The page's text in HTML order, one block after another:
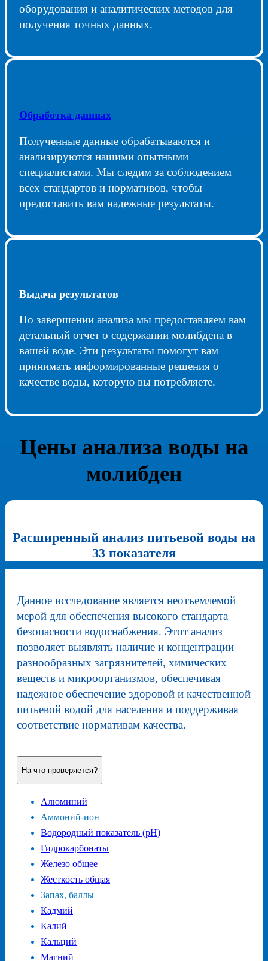
оборудования и аналитических методов для
получения точных данных.
Обработка данных
Полученные данные обрабатываются и
анализируются нашими опытными
специалистами. Мы следим за соблюдением
всех стандартов и нормативов, чтобы
предоставить вам надежные результаты.
Выдача результатов
По завершении анализа мы предоставляем вам
детальный отчет о содержании молибдена в
вашей воде. Эти результаты помогут вам
принимать информированные решения о
качестве воды, которую вы потребляете.
Цены анализа воды на
молибден
Расширенный анализ питьевой воды на
33 показателя
Данное исследование является неотъемлемой
мерой для обеспечения высокого стандарта
безопасности водоснабжения. Этот анализ
позволяет выявлять наличие и концентрации
разнообразных загрязнителей, химических
веществ и микроорганизмов, обеспечивая
надежное обеспечение здоровой и качественной
питьевой водой для населения и поддерживая
соответствие нормативам качества.
На что проверяется?
Алюминий
Аммоний-ион
Водородный показатель (pH)
Гидрокарбонаты
Железо общее
Жесткость общая
Запах, баллы
Кадмий
Калий
Кальций
Магний